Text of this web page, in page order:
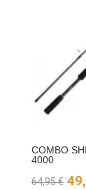
COMBO
4000
64,95€ El